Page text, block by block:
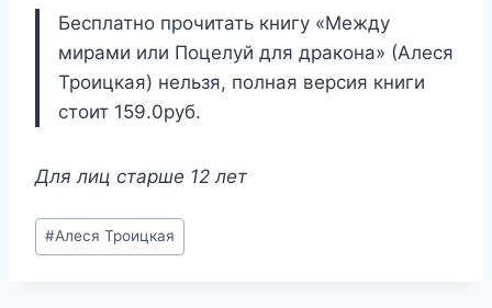
Бесплатно прочитать книгу «Между
мирами или Поцелуй для дракона» (Алеся
Троицкая) нельзя, полная версия книги
стоит 159.0руб.
Для лиц старше 12 лет
Метки
записи:
#Алеся Троицкая